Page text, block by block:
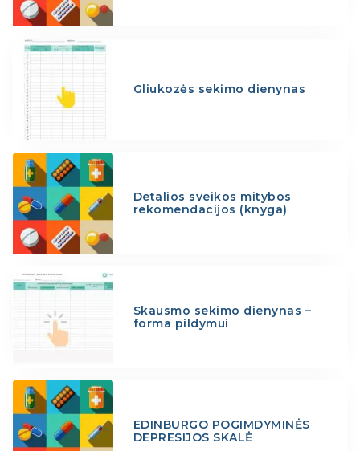
Gliukozės sekimo dienynas
Detalios sveikos mitybos
rekomendacijos (knyga)
Skausmo sekimo dienynas –
forma pildymui
EDINBURGO POGIMDYMINĖS
DEPRESIJOS SKALĖ